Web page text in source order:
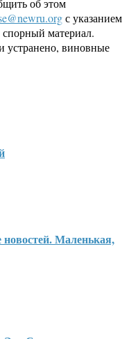
об этом
с указанием
материал.
устранено, виновные
Маленькая,